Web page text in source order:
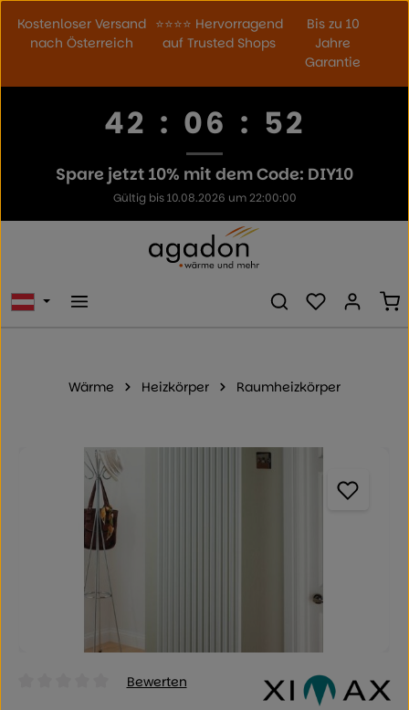
Zum Hauptinhalt springen
Kostenloser Versand
nach Österreich
⭐⭐⭐⭐ Hervorragend
auf Trusted Shops
Bis zu 10
Jahre
Garantie
42 : 06 : 52
Spare jetzt 10% mit dem Code: DIY10
Gültig bis 10.08.2026 um 22:00:00
Du hast 0
Wärme Heizkörper Raumheizkörper
Bildergalerie überspringen
Durchschnittliche Bewertung von 0 von 5 Sternen
Bewerten